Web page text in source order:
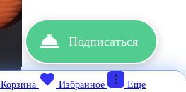
Корзина Избранное Еще
Подписаться